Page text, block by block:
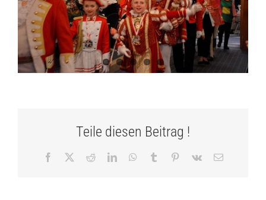
Teile diesen Beitrag !
Facebook RedditLinkedInWhatsApp
Tumblr Pinterest
Vk
E-